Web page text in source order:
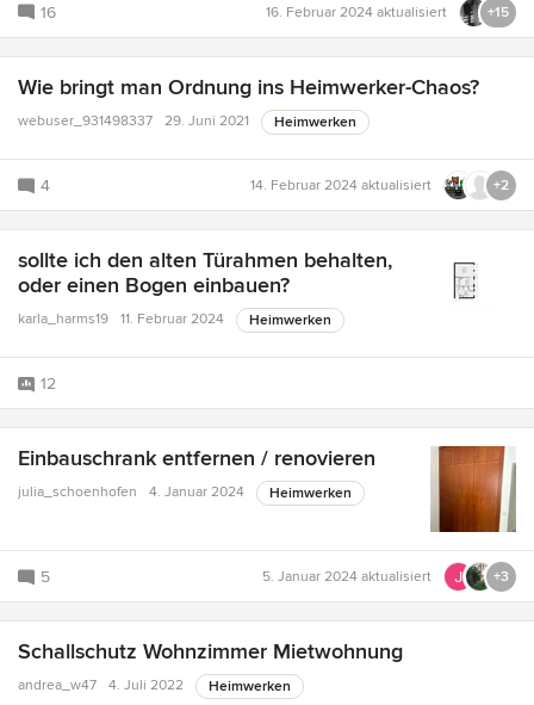
16 16. Februar 2024 aktualisiert +15
Wie bringt man Ordnung ins Heimwerker-Chaos?
webuser_931498337 29. Juni 2021 Heimwerken
4 14. Februar 2024 aktualisiert +2
sollte ich den alten Türahmen behalten,
oder einen Bogen einbauen?
karla_harms19 11. Februar 2024 Heimwerken
12
Einbauschrank entfernen / renovieren
julia_schoenhofen 4. Januar 2024 Heimwerken
5 5. Januar 2024 aktualisiert +3
Schallschutz Wohnzimmer Mietwohnung
andrea_w47 4. Juli 2022 Heimwerken